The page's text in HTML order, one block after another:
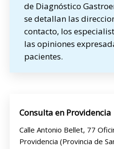
de Diagnóstico
se detallan las
contacto, los
las opiniones
pacientes.
Consulta en Providencia
Calle Antonio Bellet, 77
Providencia (Provincia de